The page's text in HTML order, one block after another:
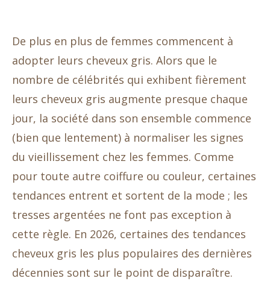
De plus en plus de femmes commencent à
adopter leurs cheveux gris. Alors que le
nombre de célébrités qui exhibent fièrement
leurs cheveux gris augmente presque chaque
jour, la société dans son ensemble commence
(bien que lentement) à normaliser les signes
du vieillissement chez les femmes. Comme
pour toute autre coiffure ou couleur, certaines
tendances entrent et sortent de la mode ; les
tresses argentées ne font pas exception à
cette règle. En 2026, certaines des tendances
cheveux gris les plus populaires des dernières
décennies sont sur le point de disparaître.